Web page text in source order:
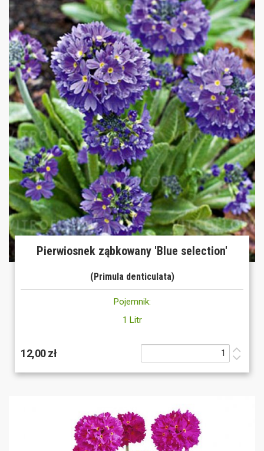
Pierwiosnek ząbkowany 'Blue selection'
(Primula denticulata)
Pojemnik:
1 Litr
12,00 zł